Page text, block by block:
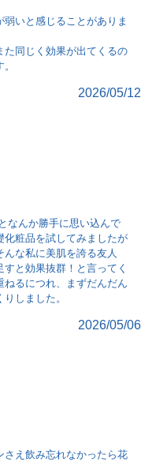
いと感じることがありま
た同じく効果が出てくるの
2026/05/12
なんか勝手に思い込んで
化粧品を試してみましたが
な私に美肌を誇る友人
と効果抜群！と言ってく
るにつれ、まずだんだん
しました。
2026/05/06
さえ飲み忘れなかったら花